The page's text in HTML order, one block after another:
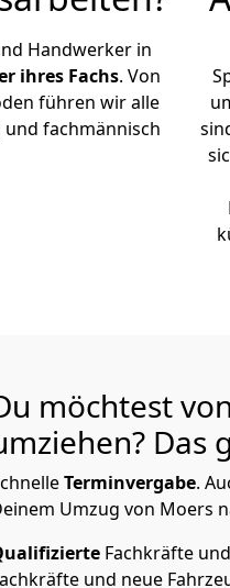
Handwerker in
ihres Fachs. Von
führen wir alle
fachmännisch
möchtest
Das
Terminvergabe.
Umzug von Moers
Fachkräfte
und neue